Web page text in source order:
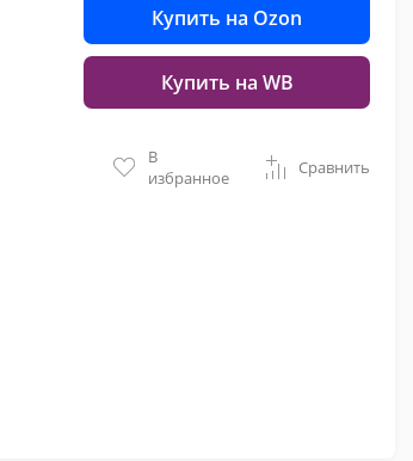
Купить на Ozon
Купить на WB
В
избранное
Сравнить